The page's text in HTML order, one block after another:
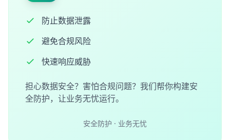
防止数据泄露
避免合规风险
快速响应威胁
担心数据安全？害怕合规问题？我们帮你构建安
全防护，让业务无忧运行。
安全防护 · 业务无忧